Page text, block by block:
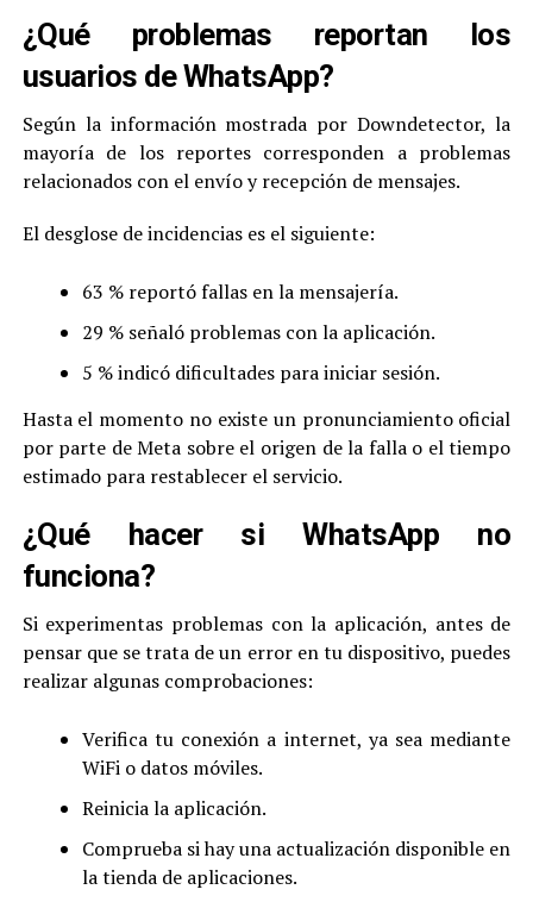
¿Qué problemas reportan los
usuarios de WhatsApp?
Según la información mostrada por Downdetector, la
mayoría de los reportes corresponden a problemas
relacionados con el envío y recepción de mensajes.
El desglose de incidencias es el siguiente:
63 % reportó fallas en la mensajería.
29 % señaló problemas con la aplicación.
5 % indicó dificultades para iniciar sesión.
Hasta el momento no existe un pronunciamiento oficial
por parte de Meta sobre el origen de la falla o el tiempo
estimado para restablecer el servicio.
¿Qué hacer si WhatsApp no
funciona?
Si experimentas problemas con la aplicación, antes de
pensar que se trata de un error en tu dispositivo, puedes
realizar algunas comprobaciones:
Verifica tu conexión a internet, ya sea mediante
WiFi o datos móviles.
Reinicia la aplicación.
Comprueba si hay una actualización disponible en
la tienda de aplicaciones.